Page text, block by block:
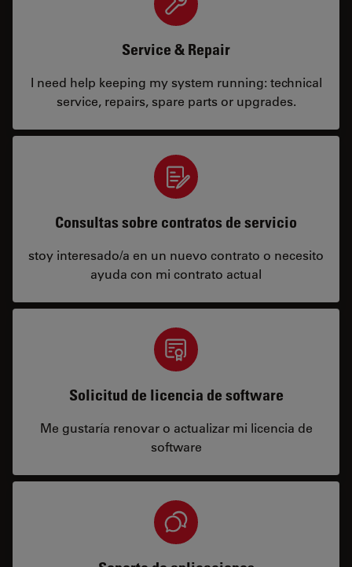
Service & Repair
I need help keeping my system running: technical
service, repairs, spare parts or upgrades.
Consultas sobre contratos de servicio
stoy interesado/a en un nuevo contrato o necesito
ayuda con mi contrato actual
Solicitud de licencia de software
Me gustaría renovar o actualizar mi licencia de
software